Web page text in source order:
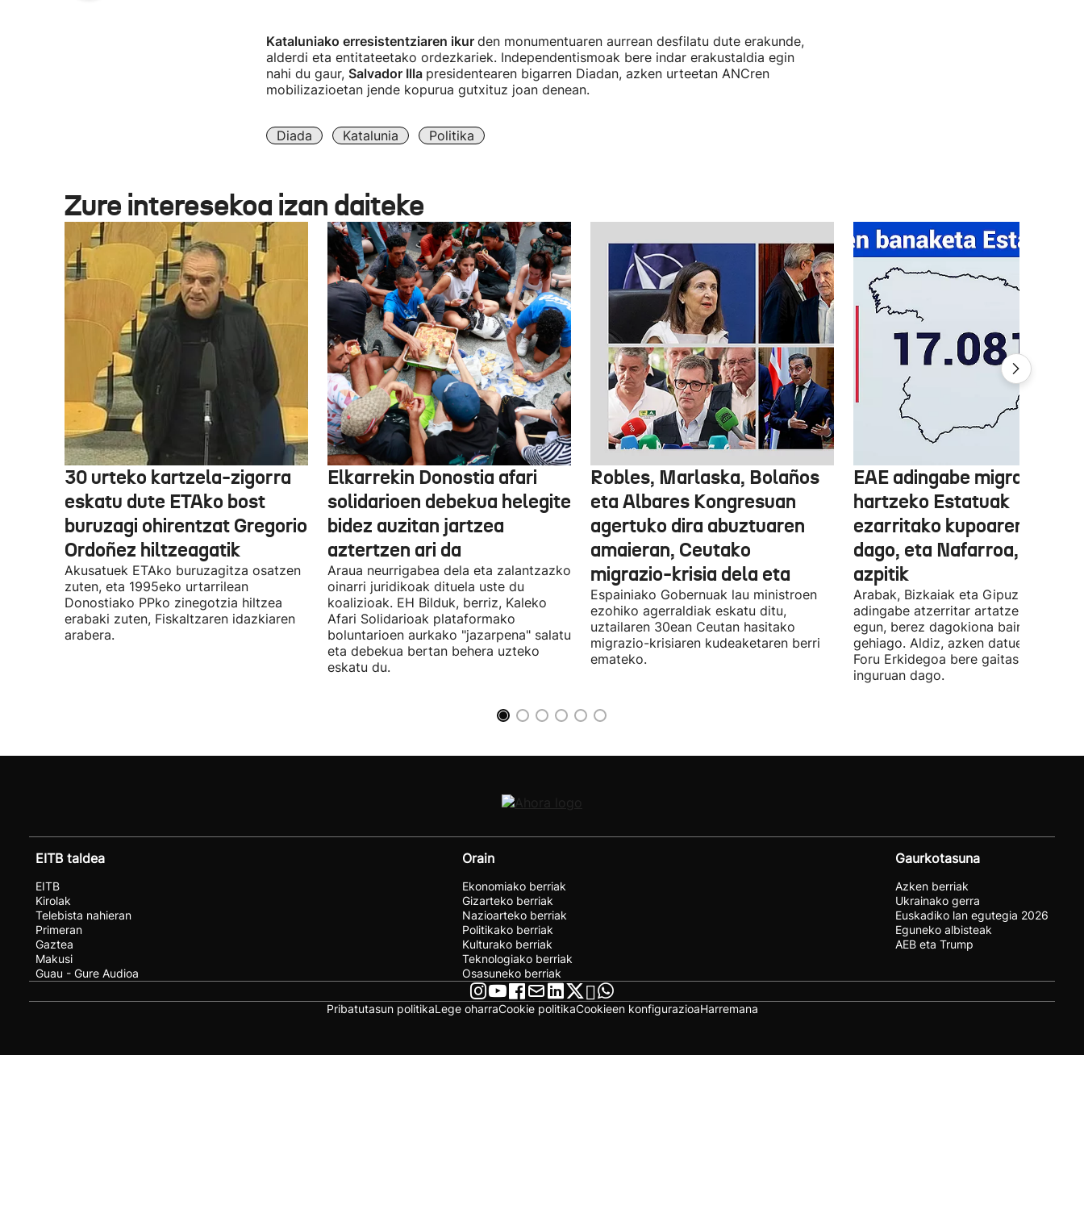
Kataluniako erresistentziaren ikur den monumentuaren aurrean desfilatu dute erakunde,
alderdi eta entitateetako ordezkariek. Independentismoak bere indar erakustaldia egin
nahi du gaur, Salvador Illa presidentearen bigarren Diadan, azken urteetan ANCren
mobilizazioetan jende kopurua gutxituz joan denean.
Diada Katalunia Politika
Zure interesekoa izan daiteke
30 urteko kartzela-zigorra
eskatu dute ETAko bost
buruzagi ohirentzat Gregorio
Ordoñez hiltzeagatik
Akusatuek ETAko buruzagitza osatzen
zuten, eta 1995eko urtarrilean
Donostiako PPko zinegotzia hiltzea
erabaki zuten, Fiskaltzaren idazkiaren
arabera.
Elkarrekin Donostia afari
solidarioen debekua helegite
bidez auzitan jartzea
aztertzen ari da
Araua neurrigabea dela eta zalantzazko
oinarri juridikoak dituela uste du
koalizioak. EH Bilduk, berriz, Kaleko
Afari Solidarioak plataformako
boluntarioen aurkako "jazarpena" salatu
eta debekua bertan behera uzteko
eskatu du.
Robles, Marlaska, Bolaños
eta Albares Kongresuan
agertuko dira abuztuaren
amaieran, Ceutako
migrazio-krisia dela eta
Espainiako Gobernuak lau ministroen
ezohiko agerraldiak eskatu ditu,
uztailaren 30ean Ceutan hasitako
migrazio-krisiaren kudeaketaren berri
emateko.
EAE adingabe
hartzeko Estatuak
ezarritako kupoaren
dago, eta Nafarroa, berriz,
azpitik
Arabak, Bizkaiak eta Gipuzkoak 843
adingabe atzerritar artatzen dituzte
egun, berez dagokiona baino 65
gehiago. Aldiz, azken datuen arabera,
Foru Erkidegoa bere gaitasunaren %
inguruan dago.
EITB taldea
EITB
Kirolak
Telebista nahieran
Primeran
Gaztea
Makusi
Guau - Gure Audioa
Orain
Ekonomiako berriak
Gizarteko berriak
Nazioarteko berriak
Politikako berriak
Kulturako berriak
Teknologiako berriak
Osasuneko berriak
Gaurkotasuna
Azken berriak
Ukrainako gerra
Euskadiko lan egutegia 2026
Eguneko albisteak
AEB eta Trump
Pribatutasun politikaLege oharraCookie politikaCookieen konfigurazioaHarremana